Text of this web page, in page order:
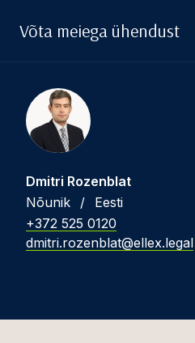
Võta meiega ühendust
Dmitri Rozenblat
Nõunik
/
Eesti
+372 525 0120
dmitri.rozenblat@ellex.legal